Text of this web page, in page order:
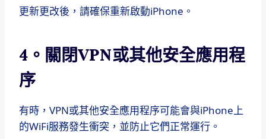
更新更改後，請確保重新啟動iPhone。
4。關閉VPN或其他安全應用程
序
有時，VPN或其他安全應用程序可能會與iPhone上
的WiFi服務發生衝突，並防止它們正常運行。